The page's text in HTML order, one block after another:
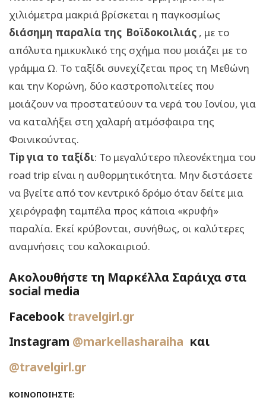
χιλιόμετρα μακριά βρίσκεται η παγκοσμίως
διάσημη παραλία της Βοϊδοκοιλιάς , με το
απόλυτα ημικυκλικό της σχήμα που μοιάζει με το
γράμμα Ω. Το ταξίδι συνεχίζεται προς τη Μεθώνη
και την Κορώνη, δύο καστροπολιτείες που
μοιάζουν να προστατεύουν τα νερά του Ιονίου, για
να καταλήξει στη χαλαρή ατμόσφαιρα της
Φοινικούντας.
Tip για το ταξίδι: Το μεγαλύτερο πλεονέκτημα του
road trip είναι η αυθορμητικότητα. Μην διστάσετε
να βγείτε από τον κεντρικό δρόμο όταν δείτε μια
χειρόγραφη ταμπέλα προς κάποια «κρυφή»
παραλία. Εκεί κρύβονται, συνήθως, οι καλύτερες
αναμνήσεις του καλοκαιριού.
Ακολουθήστε τη Μαρκέλλα Σαράιχα στα
social media
Facebook travelgirl.gr
Instagram @markellasharaiha και
@travelgirl.gr
ΚΟΙΝΟΠΟΙΉΣΤΕ: